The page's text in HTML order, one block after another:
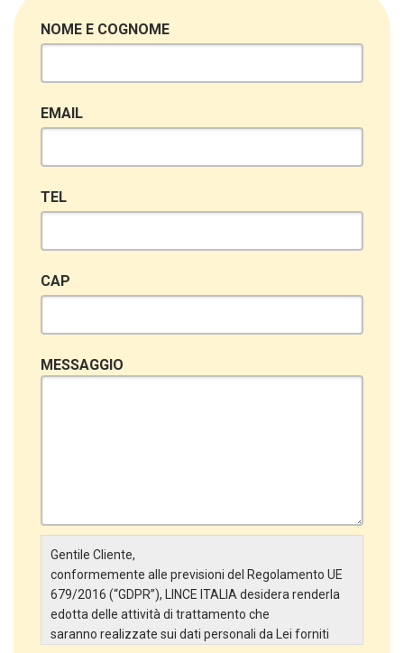
NOME E COGNOME
EMAIL
TEL
CAP
MESSAGGIO
Gentile Cliente,
conformemente alle previsioni del Regolamento UE
679/2016 (“GDPR”), LINCE ITALIA desidera renderla
edotta delle attività di trattamento che
saranno realizzate sui dati personali da Lei forniti